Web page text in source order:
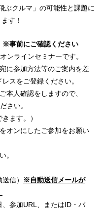
ぶクルマ」の可能性と課題に
す！
※事前にご確認ください
ンラインセミナーです。
に参加方法等のご案内を差
スをご登録ください。
本人確認をしますので、
さい。
ます。）
オンにしたご参加をお願い
。
信）
※自動送信メールが
参加URL、またはID・パ